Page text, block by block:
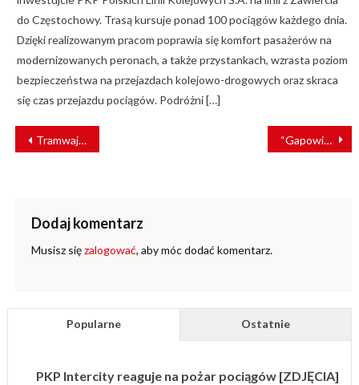
do Częstochowy. Trasą kursuje ponad 100 pociągów każdego dnia.
Dzięki realizowanym pracom poprawia się komfort pasażerów na
modernizowanych peronach, a także przystankach, wzrasta poziom
bezpieczeństwa na przejazdach kolejowo-drogowych oraz skraca
się czas przejazdu pociągów. Podróżni […]
NAWIGACJA
WPISU
Tramwaj sprawniej połączy południe z centrum Gdańska [ZDJĘCIA] “Gapowicze” coraz bardziej zadłużeni [RAPORT]
Dodaj komentarz
Musisz sięzalogować, aby móc dodać komentarz.
Popularne Ostatnie
PKP Intercity reaguje na pożar pociągów [ZDJĘCIA]